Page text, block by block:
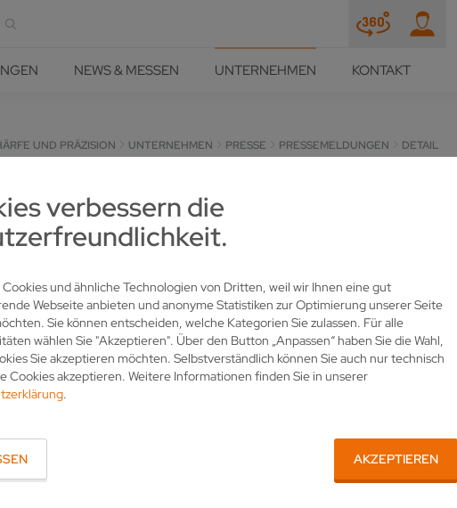
verbessern die
und ähnliche Technologien von Dritten, weil wir Ihnen eine gut
Webseite anbieten und anonyme Statistiken zur Optimierung unserer Seite
Sie können entscheiden, welche Kategorien Sie zulassen. Für alle
wählen Sie "Akzeptieren". Über den Button „Anpassen“ haben Sie die Wahl,
Sie akzeptieren möchten. Selbstverständlich können Sie auch nur technisch
Cookies akzeptieren. Weitere Informationen finden Sie in unserer
.
AKZEPTIEREN
NEWS & MESSEN UNTERNEHMEN KONTAKT
UND PRÄZISION UNTERNEHMEN PRESSE PRESSEMELDUNGEN DETAIL
KNOCHENSÄGEN MIT